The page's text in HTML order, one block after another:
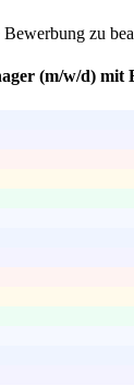
zu
(m/w/d) mit